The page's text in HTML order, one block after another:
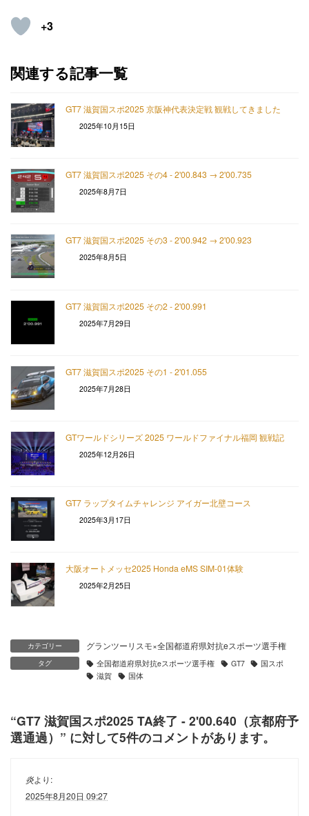
+3
関連する記事一覧
GT7 滋賀国スポ2025 京阪神代表決定戦 観戦してきました
2025年10月15日
GT7 滋賀国スポ2025 その4 - 2'00.843 → 2'00.735
2025年8月7日
GT7 滋賀国スポ2025 その3 - 2'00.942 → 2'00.923
2025年8月5日
GT7 滋賀国スポ2025 その2 - 2'00.991
2025年7月29日
GT7 滋賀国スポ2025 その1 - 2'01.055
2025年7月28日
GTワールドシリーズ 2025 ワールドファイナル福岡 観戦記
2025年12月26日
GT7 ラップタイムチャレンジ アイガー北壁コース
2025年3月17日
大阪オートメッセ2025 Honda eMS SIM-01体験
2025年2月25日
カテゴリー グランツーリスモ×全国都道府県対抗eスポーツ選手権
タグ 全国都道府県対抗eスポーツ選手権 GT7
国スポ
滋賀
国体
“GT7 滋賀国スポ2025 TA終了 - 2'00.640（京都府予
選通過） ” に対して5件のコメントがあります。
炎より:
2025年8月20日 09:27